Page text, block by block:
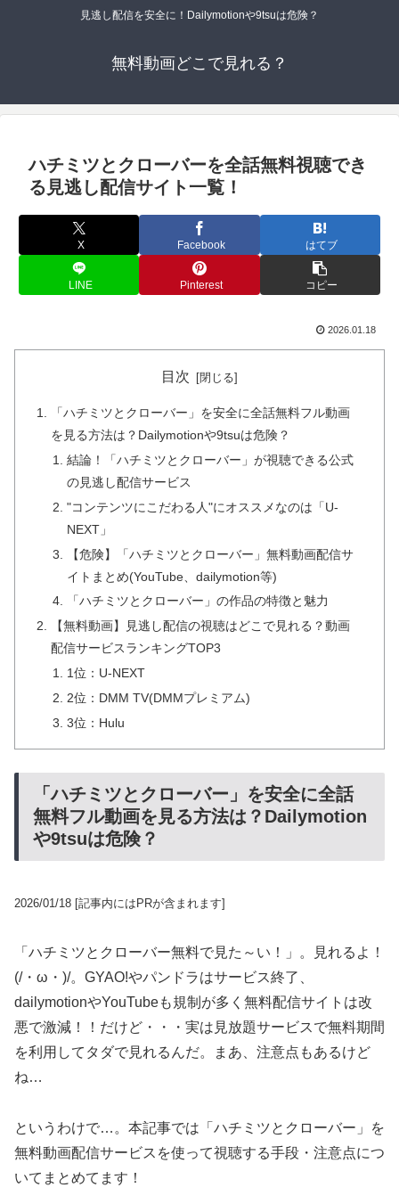
見逃し配信を安全に！Dailymotionや9tsuは危険？
無料動画どこで見れる？
ハチミツとクローバーを全話無料視聴でき
る見逃し配信サイト一覧！
X Facebook はてブ
LINE Pinterest コピー
2026.01.18
目次
「ハチミツとクローバー」を安全に全話無料フル動画
を見る方法は？Dailymotionや9tsuは危険？
結論！「ハチミツとクローバー」が視聴できる公式
の見逃し配信サービス
"コンテンツにこだわる人"にオススメなのは「U-
NEXT」
【危険】「ハチミツとクローバー」無料動画配信サ
イトまとめ(YouTube、dailymotion等)
「ハチミツとクローバー」の作品の特徴と魅力
【無料動画】見逃し配信の視聴はどこで見れる？動画
配信サービスランキングTOP3
1位：U-NEXT
2位：DMM TV(DMMプレミアム)
3位：Hulu
「ハチミツとクローバー」を安全に全話
無料フル動画を見る方法は？Dailymotion
や9tsuは危険？
2026/01/18 [記事内にはPRが含まれます]
「ハチミツとクローバー無料で見た～い！」。見れるよ！
(/・ω・)/。GYAO!やパンドラはサービス終了、
dailymotionやYouTubeも規制が多く無料配信サイトは改
悪で激減！！だけど・・・実は見放題サービスで無料期間
を利用してタダで見れるんだ。まあ、注意点もあるけど
ね…
というわけで…。本記事では「ハチミツとクローバー」を
無料動画配信サービスを使って視聴する手段・注意点につ
いてまとめてます！